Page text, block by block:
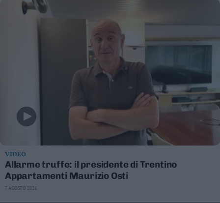
VIDEO
Allarme truffe: il presidente di Trentino
Appartamenti Maurizio Osti
7 AGOSTO 2026